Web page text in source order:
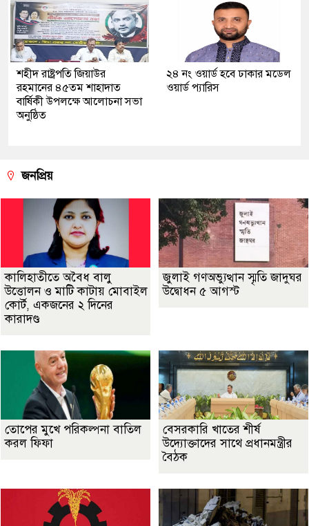
শহীদ রাষ্ট্রপতি জিয়াউর
রহমানের ৪৫তম শাহাদাত
বার্ষিকী উপলক্ষে আলোচনা সভা
অনুষ্ঠিত
২৪ নং ওয়ার্ড হবে ঢাকার মডেল
ওয়ার্ড প্যারিস
জনপ্রিয়
কালিহাতীতে অবৈধ বালু
উত্তোলন ও মাটি কাটায় মোবাইল
কোর্ট, একজনের ২ দিনের
কারাদণ্ড
জুলাই গণঅভ্যুত্থান স্মৃতি জাদুঘর
উদ্বোধন ৫ আগস্ট
তোপের মুখে পরিকল্পনা বাতিল
করল ফিফা
বেসরকারি খাতের শীর্ষ
উদ্যোক্তাদের সাথে প্রধানমন্ত্রীর
বৈঠক